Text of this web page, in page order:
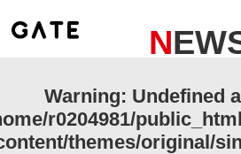
Warning: Undefined
r0204981/
themes/original/